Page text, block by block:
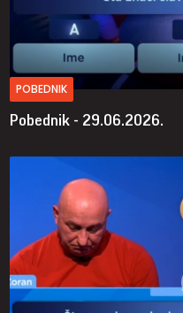
POBEDNIK
Pobednik - 29.06.2026.